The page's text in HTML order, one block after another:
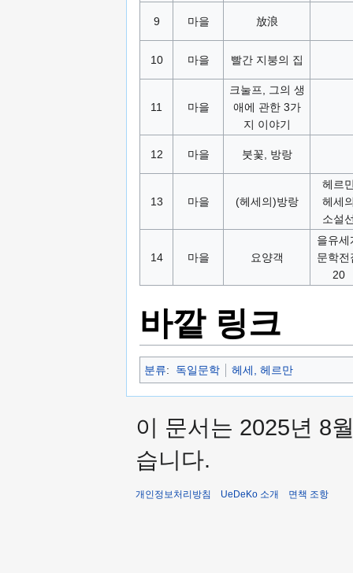
9 마을 放浪
10 마을 빨간 지붕의 집
11 마을
크눌프, 그의 생
애에 관한 3가
지 이야기
12 마을 붓꽃, 방랑
13 마을 (헤세의)방랑
헤르
헤세
소설
14 마을 요양객
을유세
문학전
20
바깥 링크
분류: 독일문학 헤세, 헤르만
이 문서는 2025년 8
습니다.
개인정보처리방침 UeDeKo 소개 면책 조항